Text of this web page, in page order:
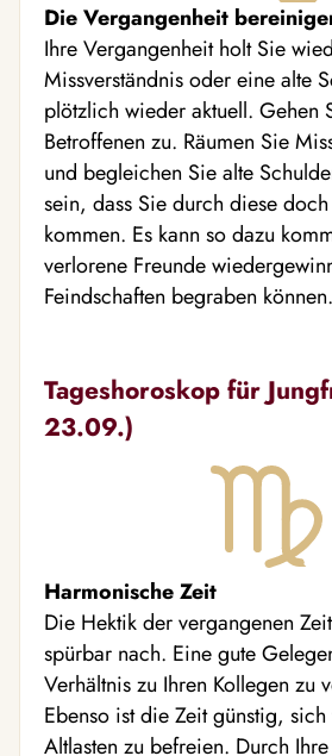
Die Vergangenheit
Ihre Vergangenheit holt Sie
Missverständnis oder eine alte
plötzlich wieder aktuell. Gehen
Betroffenen zu. Räumen Sie
und begleichen Sie alte
sein, dass Sie durch diese
kommen. Es kann so dazu
verlorene Freunde
Feindschaften begraben können.
Tageshoroskop für
23.09.)
Harmonische Zeit
Die Hektik der vergangenen
spürbar nach. Eine gute
Verhältnis zu Ihren Kollegen zu
Ebenso ist die Zeit günstig,
Altlasten zu befreien. Durch